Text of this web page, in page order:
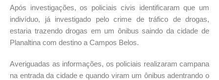
Após investigações, os policiais civis identificaram que um
indivíduo, já investigado pelo crime de tráfico de drogas,
estaria trazendo drogas em um ônibus saindo da cidade de
Planaltina com destino a Campos Belos.
Averiguadas as informações, os policiais realizaram campana
na entrada da cidade e quando viram um ônibus adentrando o